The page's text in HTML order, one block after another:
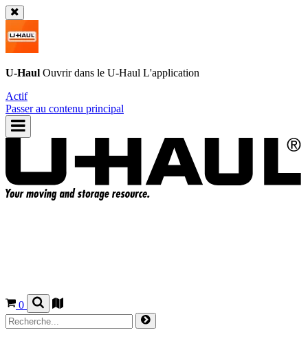
U-Haul Ouvrir dans le U-Haul L'application
Actif
Passer au contenu principal
0